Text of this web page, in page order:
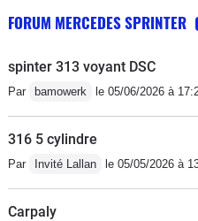
FORUM MERCEDES SPRINTER
spinter 313 voyant DSC
Par bamowerk le 05/06/2026 à
316 5 cylindre
Par Invité Lallan le 05/05/2026 à
Carpaly